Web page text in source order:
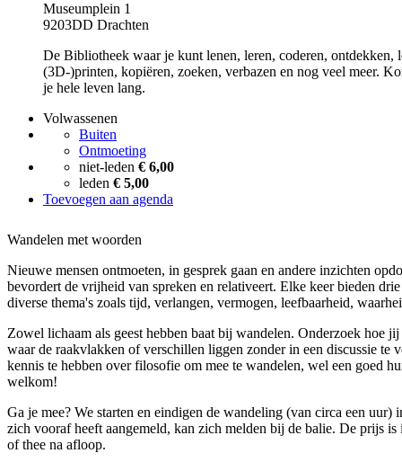
Museumplein 1
9203DD Drachten
De Bibliotheek waar je kunt lenen, leren, coderen, ontdekken,
(3D-)printen, kopiëren, zoeken, verbazen en nog veel meer.
je hele leven lang.
Volwassenen
Buiten
Ontmoeting
niet-leden € 6,00
leden € 5,00
Toevoegen aan agenda
Wandelen met woorden
Nieuwe mensen ontmoeten, in gesprek gaan en andere inzichten
bevordert de vrijheid van spreken en relativeert. Elke keer bieden
diverse thema's zoals tijd, verlangen, vermogen, leefbaarheid,
Zowel lichaam als geest hebben baat bij wandelen. Onderzoek hoe
waar de raakvlakken of verschillen liggen zonder in een discussie te
kennis te hebben over filosofie om mee te wandelen, wel een goed
welkom!
Ga je mee? We starten en eindigen de wandeling (van circa een uur)
zich vooraf heeft aangemeld, kan zich melden bij de balie. De prijs
of thee na afloop.